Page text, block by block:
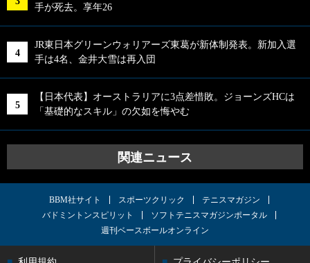
手が死去。享年26
JR東日本グリーンウォリアーズ東葛が新体制発表。新加入選
手は4名、金井大雪は再入団
【日本代表】オーストラリアに3点差惜敗。ジョーンズHCは
「基礎的なスキル」の欠如を悔やむ
関連ニュース
BBM社サイト スポーツクリック
テニスマガジン
バドミントンスピリット
ソフトテニスマガジンポータル
週刊ベースボールオンライン